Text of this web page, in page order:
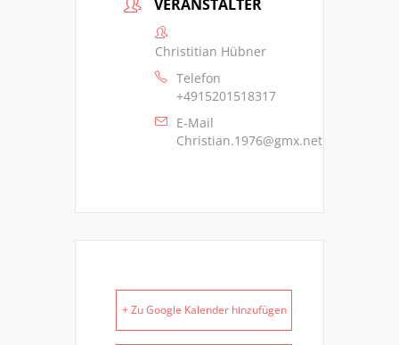
VERANSTALTER
Christitian Hübner
Telefon
+4915201518317
E-Mail
Christian.1976@gmx.net
+ Zu Google Kalender hinzufügen